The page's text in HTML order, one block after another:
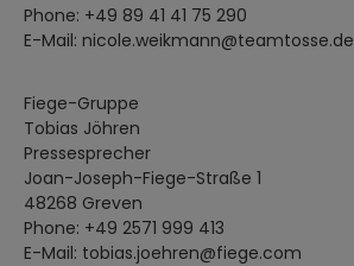
Phone: +49 89 41 41 75 290
E-Mail: nicole.weikmann@teamtosse.de
Fiege-Gruppe
Tobias Jöhren
Pressesprecher
Joan-Joseph-Fiege-Straße 1
48268 Greven
Phone: +49 2571 999 413
E-Mail: tobias.joehren@fiege.com